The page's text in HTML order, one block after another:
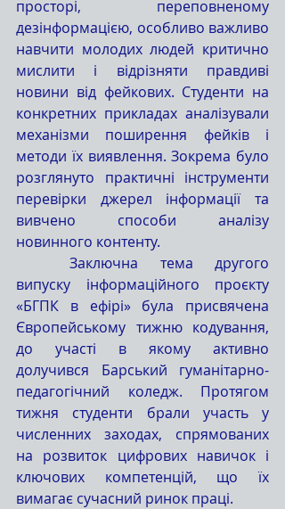
просторі, переповненому
дезінформацією, особливо важливо
навчити молодих людей критично
мислити і відрізняти правдиві
новини від фейкових. Студенти на
конкретних прикладах аналізували
механізми поширення фейків і
методи їх виявлення. Зокрема було
розглянуто практичні інструменти
перевірки джерел інформації та
вивчено способи аналізу
новинного контенту.
	Заключна тема другого
випуску інформаційного проєкту
«БГПК в ефірі» була присвячена
Європейському тижню кодування,
до участі в якому активно
долучився Барський гуманітарно-
педагогічний коледж. Протягом
тижня студенти брали участь у
численних заходах, спрямованих
на розвиток цифрових навичок і
ключових компетенцій, що їх
вимагає сучасний ринок праці.